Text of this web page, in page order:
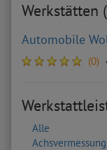
Werkstätten
Automobile
(0)
Alle
Achsvermessung